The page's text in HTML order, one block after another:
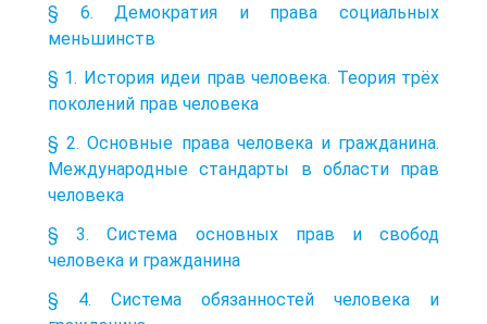
§ 6. Демократия и права социальных
меньшинств
§ 1. История идеи прав человека. Теория трёх
поколений прав человека
§ 2. Основные права человека и гражданина.
Международные стандарты в области прав
человека
§ 3. Система основных прав и свобод
человека и гражданина
§ 4. Система обязанностей человека и